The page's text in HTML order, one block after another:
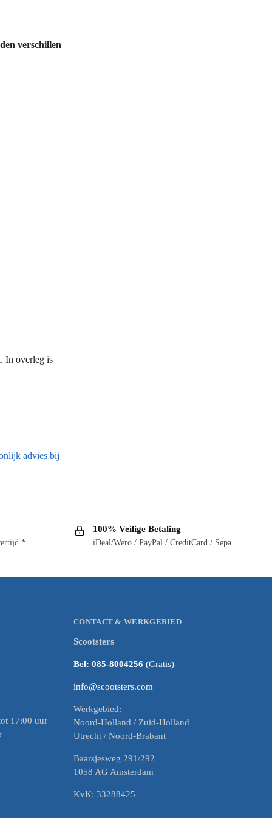
verschillen
In overleg is
advies bij
*
100% Veilige Betaling
iDeal/Wero / PayPal / CreditCard / Sepa
17:00 uur
CONTACT & WERKGEBIED
Scootsters
Bel: 085-8004256(Gratis)
info@scootsters.com
Werkgebied:
Noord-Holland / Zuid-Holland
Utrecht / Noord-Brabant
Baarsjesweg 291/292
1058 AG Amsterdam
KvK: 33288425